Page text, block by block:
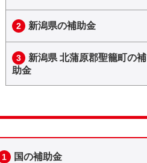
2 新潟県の補助金
3
新潟県 北蒲原郡聖籠町の補
助金
1 国の補助金